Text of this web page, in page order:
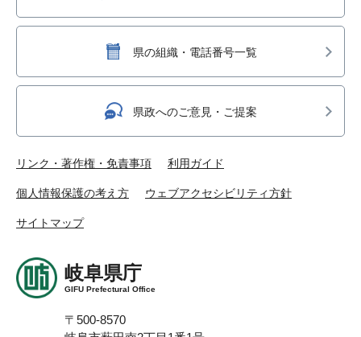
県の組織・電話番号一覧
県政へのご意見・ご提案
リンク・著作権・免責事項 利用ガイド
個人情報保護の考え方 ウェブアクセシビリティ方針
サイトマップ
岐阜県庁
GIFU Prefectural Office
〒500-8570